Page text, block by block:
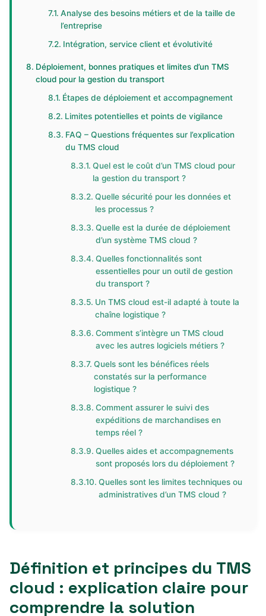
Analyse des besoins métiers et de la taille de
l’entreprise
Intégration, service client et évolutivité
Déploiement, bonnes pratiques et limites d’un TMS
cloud pour la gestion du transport
Étapes de déploiement et accompagnement
Limites potentielles et points de vigilance
FAQ – Questions fréquentes sur l’explication
du TMS cloud
Quel est le coût d’un TMS cloud pour
la gestion du transport ?
Quelle sécurité pour les données et
les processus ?
Quelle est la durée de déploiement
d’un système TMS cloud ?
Quelles fonctionnalités sont
essentielles pour un outil de gestion
du transport ?
Un TMS cloud est-il adapté à toute la
chaîne logistique ?
Comment s’intègre un TMS cloud
avec les autres logiciels métiers ?
Quels sont les bénéfices réels
constatés sur la performance
logistique ?
Comment assurer le suivi des
expéditions de marchandises en
temps réel ?
Quelles aides et accompagnements
sont proposés lors du déploiement ?
Quelles sont les limites techniques ou
administratives d’un TMS cloud ?
Définition et principes du TMS
cloud : explication claire pour
comprendre la solution